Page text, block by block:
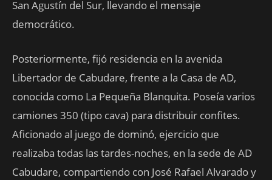
San Agustín del Sur, llevando el mensaje
democrático.
Posteriormente, fijó residencia en la avenida
Libertador de Cabudare, frente a la Casa de AD,
conocida como La Pequeña Blanquita. Poseía varios
camiones 350 (tipo cava) para distribuir confites.
Aficionado al juego de dominó, ejercicio que
realizaba todas las tardes-noches, en la sede de AD
Cabudare, compartiendo con José Rafael Alvarado y